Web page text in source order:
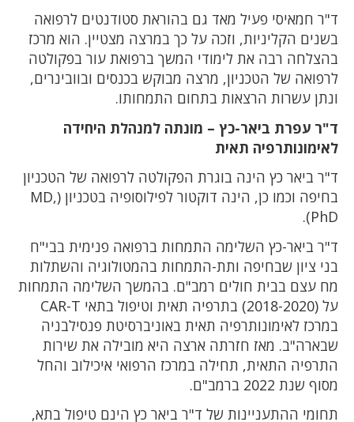
ד"ר חמאיסי פעיל מאד גם בהוראת סטודנטים לרפואה
בשנים הקליניות, וזכה על כך במרצה מצטיין. הוא מרכז
בהצלחה רבה את לימודי המשך ברפואת עור בפקולטה
לרפואה של הטכניון, מרצה מבוקש בכנסים ובוובינרים,
ונתן עשרות הרצאות בתחום התמחותו.
ד"ר עפרת ביאר-כץ – מונתה למנהלת היחידה
לאימונותרפיה תאית
ד"ר ביאר כץ הינה בוגרת הפקולטה לרפואה של הטכניון
בחיפה וכמו כן, הינה דוקטור לפילוסופיה בטכניון (MD,
PhD).
ד"ר ביאר-כץ השלימה התמחות ברפואה פנימית בבי"ח
בני ציון שבחיפה ותת-התמחות בהמטולוגיה והשתלות
מח עצם בבית חולים רמב"ם. בהמשך השלימה התמחות
על (2018-2020) בתרפיה תאית וטיפול בתאי CAR-T
במרכז לאימונותרפיה תאית באוניברסיטת פנסילבניה
שבארה"ב. מאז חזרתה ארצה היא מובילה את שירות
התרפיה התאית, תחילה במרכז הרפואי איכילוב והחל
מסוף שנת 2022 ברמב"ם.
תחומי ההתעניינות של ד"ר ביאר כץ הינם טיפול בתא,